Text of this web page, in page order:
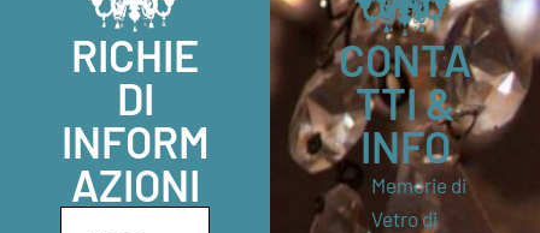
RICHIE
DI
INFORM
AZIONI
CONTA
TTI &
INFO
Memorie di
Vetro di